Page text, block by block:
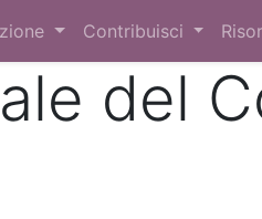
Contribuisci
del